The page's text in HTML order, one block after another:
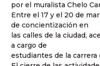
por el muralista Chelo
Entre el 17 y el 20 de
de concientización en
las calles de la ciudad,
a cargo de
estudiantes de la carrera